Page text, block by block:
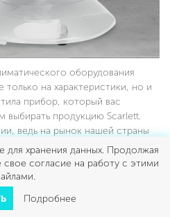
оборудования
на характеристики, но и
прибор, который вас
выбирать продукцию Scarlett.
ведь на рынок нашей страны
покупая вентиляторы Scarlett,
пользоваться, они не
для хранения данных. Продолжая
свое согласие на работу с этими
Подробнее